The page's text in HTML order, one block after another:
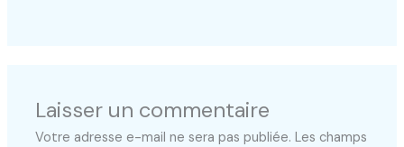
Laisser un commentaire
Votre adresse e-mail ne sera pas publiée. Les champs